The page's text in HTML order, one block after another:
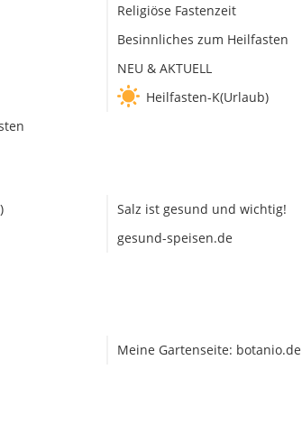
Religiöse Fastenzeit
Besinnliches zum Heilfasten
NEU & AKTUELL
Heilfasten-K(Urlaub)
Salz ist gesund und wichtig!
gesund-speisen.de
Meine Gartenseite: botanio.de